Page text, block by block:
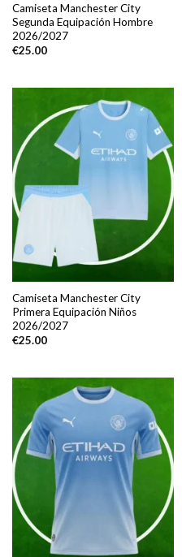
Camiseta Manchester City
Segunda Equipación Hombre
2026/2027
€25.00
Camiseta Manchester City
Primera Equipación Niños
2026/2027
€25.00